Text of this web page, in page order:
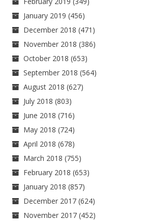
January 2019 (456)
December 2018 (471)
November 2018 (386)
October 2018 (653)
September 2018 (564)
August 2018 (627)
July 2018 (803)
June 2018 (716)
May 2018 (724)
April 2018 (678)
March 2018 (755)
February 2018 (653)
January 2018 (857)
December 2017 (624)
November 2017 (452)